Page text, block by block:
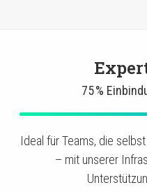
75 %
Ideal für Teams, die
– mit unserer